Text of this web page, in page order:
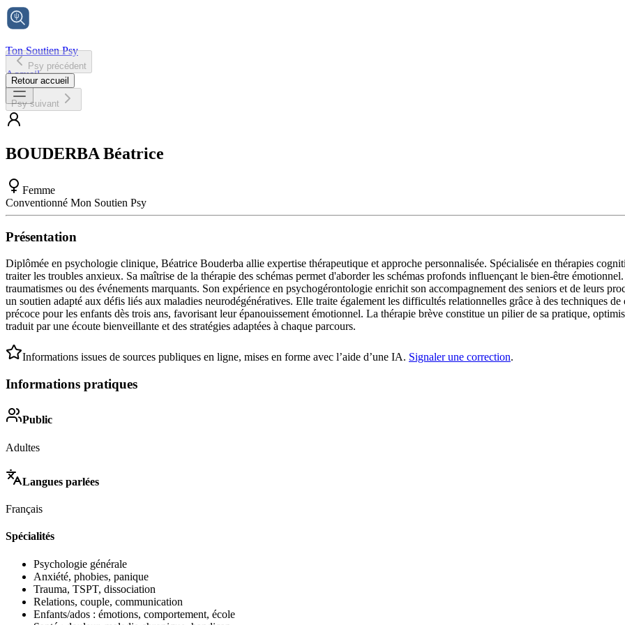
Ton Soutien Psy
Accueil
Psy précédent
Retour accueil
Psy suivant
BOUDERBA Béatrice
Femme
Conventionné Mon Soutien Psy
Présentation
Diplômée en psychologie clinique, Béatrice Bouderba allie expertise thérapeutique et approche personnalisée. Spécialisée en thérapies
traiter les troubles anxieux. Sa maîtrise de la thérapie des schémas permet d'aborder les schémas profonds influençant le bien-être
traumatismes ou des événements marquants. Son expérience en psychogérontologie enrichit son accompagnement des seniors et de leurs
un soutien adapté aux défis liés aux maladies neurodégénératives. Elle traite également les difficultés relationnelles grâce à des techniques
précoce pour les enfants dès trois ans, favorisant leur épanouissement émotionnel. La thérapie brève constitue un pilier de sa pratique,
traduit par une écoute bienveillante et des stratégies adaptées à chaque parcours.
Informations issues de sources publiques en ligne, mises en forme avec l’aide d’une IA. Signaler une correction.
Informations pratiques
Public
Adultes
Langues parlées
Français
Spécialités
Psychologie générale
Anxiété, phobies, panique
Trauma, TSPT, dissociation
Relations, couple, communication
Enfants/ados : émotions, comportement, école